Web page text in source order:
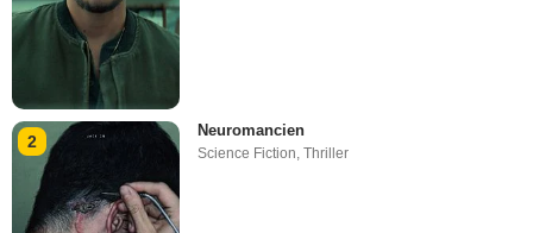
2
Neuromancien
Science Fiction,Thriller